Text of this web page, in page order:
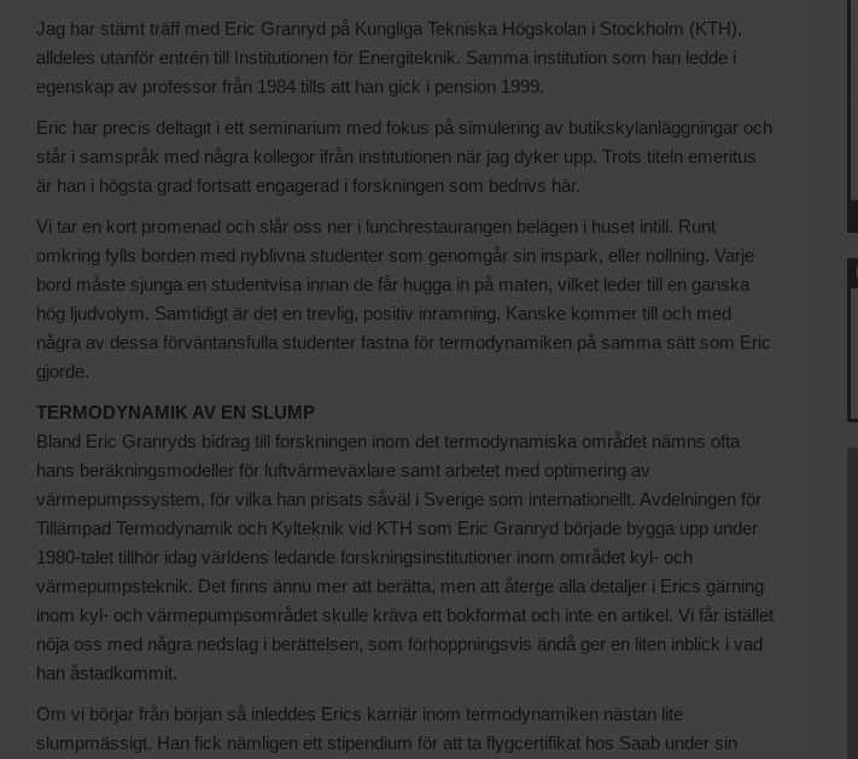
Jag har stämt träff med Eric Granryd på Kungliga Tekniska Högskolan i Stockholm (KTH),
alldeles utanför entrén till Institutionen för Energiteknik. Samma institution som han ledde i
egenskap av professor från 1984 tills att han gick i pension 1999.
Eric har precis deltagit i ett seminarium med fokus på simulering av butikskylanläggningar och
står i samspråk med några kollegor ifrån institutionen när jag dyker upp. Trots titeln emeritus
är han i högsta grad fortsatt engagerad i forskningen som bedrivs här.
Vi tar en kort promenad och slår oss ner i lunchrestaurangen belägen i huset intill. Runt
omkring fylls borden med nyblivna studenter som genomgår sin inspark, eller nollning. Varje
bord måste sjunga en studentvisa innan de får hugga in på maten, vilket leder till en ganska
hög ljudvolym. Samtidigt är det en trevlig, positiv inramning. Kanske kommer till och med
några av dessa förväntansfulla studenter fastna för termodynamiken på samma sätt som Eric
gjorde.
TERMODYNAMIK AV EN SLUMP
Bland Eric Granryds bidrag till forskningen inom det termodynamiska området nämns ofta
hans beräkningsmodeller för luftvärmeväxlare samt arbetet med optimering av
värmepumpssystem, för vilka han prisats såväl i Sverige som internationellt. Avdelningen för
Tillämpad Termodynamik och Kylteknik vid KTH som Eric Granryd började bygga upp under
1980-talet tillhör idag världens ledande forskningsinstitutioner inom området kyl- och
värmepumpsteknik. Det finns ännu mer att berätta, men att återge alla detaljer i Erics gärning
inom kyl- och värmepumpsområdet skulle kräva ett bokformat och inte en artikel. Vi får istället
nöja oss med några nedslag i berättelsen, som förhoppningsvis ändå ger en liten inblick i vad
han åstadkommit.
Om vi börjar från början så inleddes Erics karriär inom termodynamiken nästan lite
slumpmässigt. Han fick nämligen ett stipendium för att ta flygcertifikat hos Saab under sin